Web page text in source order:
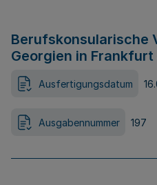
Berufskonsularische
Georgien in Frankfurt
Ausfertigungsdatum
Ausgabennummer 197